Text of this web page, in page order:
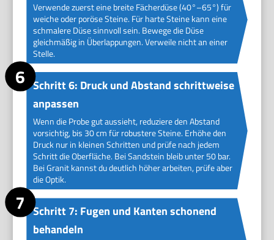
Verwende zuerst eine breite Fächerdüse (40°–65°) für
weiche oder poröse Steine. Für harte Steine kann eine
schmalere Düse sinnvoll sein. Bewege die Düse
gleichmäßig in Überlappungen. Verweile nicht an einer
Stelle.
Schritt 6: Druck und Abstand schrittweise
anpassen
Wenn die Probe gut aussieht, reduziere den Abstand
vorsichtig, bis 30 cm für robustere Steine. Erhöhe den
Druck nur in kleinen Schritten und prüfe nach jedem
Schritt die Oberfläche. Bei Sandstein bleib unter 50 bar.
Bei Granit kannst du deutlich höher arbeiten, prüfe aber
die Optik.
Schritt 7: Fugen und Kanten schonend
behandeln